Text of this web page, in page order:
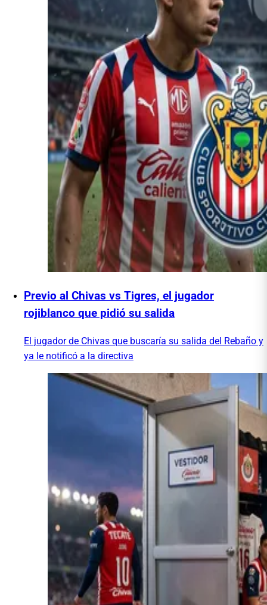
Previo al Chivas vs Tigres, el jugador
rojiblanco que pidió su salida
El jugador de Chivas que buscaría su salida del Rebaño y
ya le notificó a la directiva